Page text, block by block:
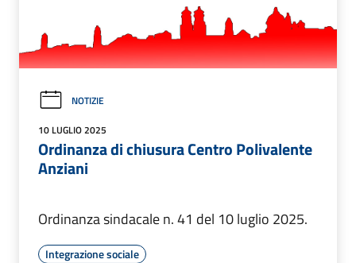
NOTIZIE
10 LUGLIO 2025
Ordinanza di chiusura Centro Polivalente
Anziani
Ordinanza sindacale n. 41 del 10 luglio 2025.
Integrazione sociale